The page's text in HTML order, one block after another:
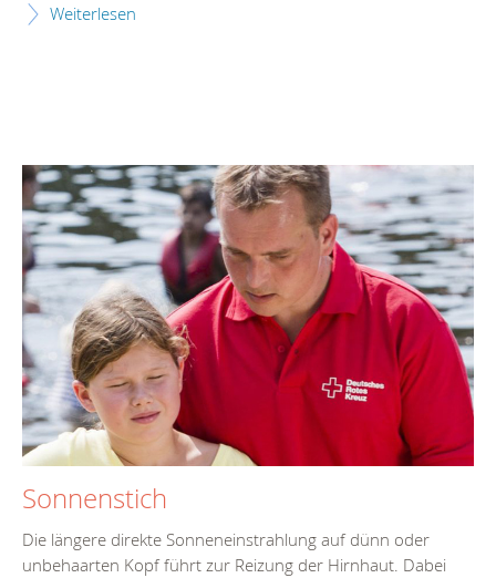
Weiterlesen
Sonnenstich
Die längere direkte Sonneneinstrahlung auf dünn oder
unbehaarten Kopf führt zur Reizung der Hirnhaut. Dabei